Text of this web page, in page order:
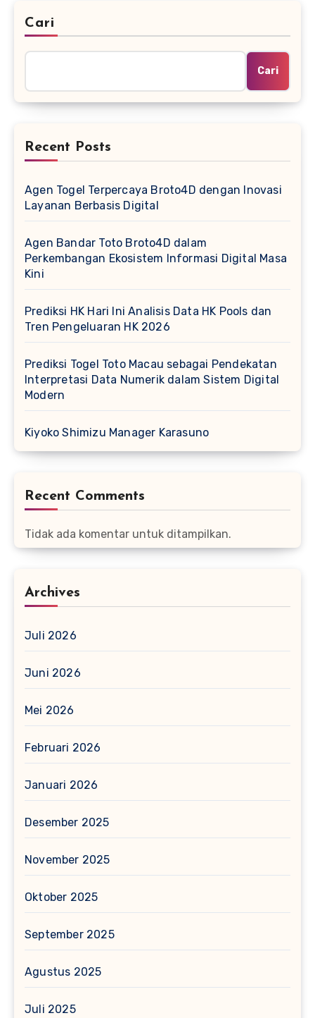
Cari
Cari
Recent Posts
Agen Togel Terpercaya Broto4D dengan Inovasi
Layanan Berbasis Digital
Agen Bandar Toto Broto4D dalam
Perkembangan Ekosistem Informasi Digital Masa
Kini
Prediksi HK Hari Ini Analisis Data HK Pools dan
Tren Pengeluaran HK 2026
Prediksi Togel Toto Macau sebagai Pendekatan
Interpretasi Data Numerik dalam Sistem Digital
Modern
Kiyoko Shimizu Manager Karasuno
Recent Comments
Tidak ada komentar untuk ditampilkan.
Archives
Juli 2026
Juni 2026
Mei 2026
Februari 2026
Januari 2026
Desember 2025
November 2025
Oktober 2025
September 2025
Agustus 2025
Juli 2025